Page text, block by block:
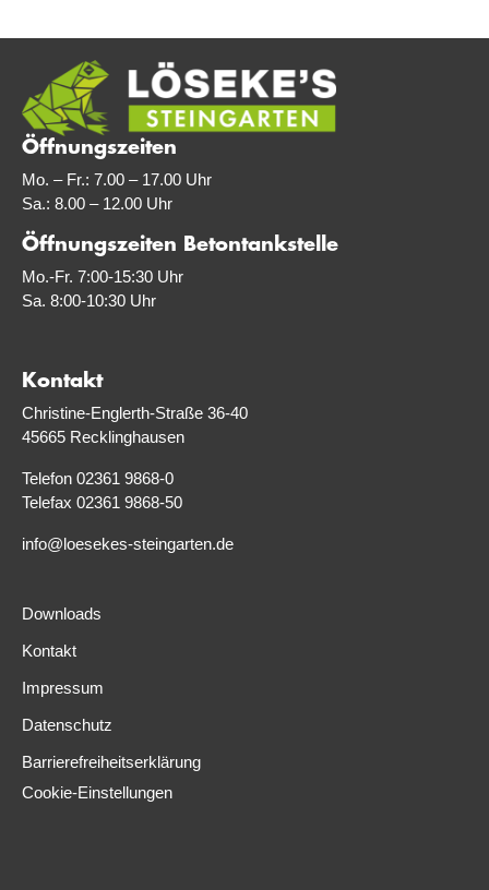
Öffnungszeiten
Mo. – Fr.: 7.00 – 17.00 Uhr
Sa.: 8.00 – 12.00 Uhr
Öffnungszeiten Betontankstelle
Mo.-Fr. 7:00-15:30 Uhr
Sa. 8:00-10:30 Uhr
Kontakt
Christine-Englerth-Straße 36-40
45665 Recklinghausen
Telefon 02361 9868-0
Telefax 02361 9868-50
info@loesekes-steingarten.de
Downloads
Kontakt
Impressum
Datenschutz
Barrierefreiheitserklärung
Cookie-Einstellungen